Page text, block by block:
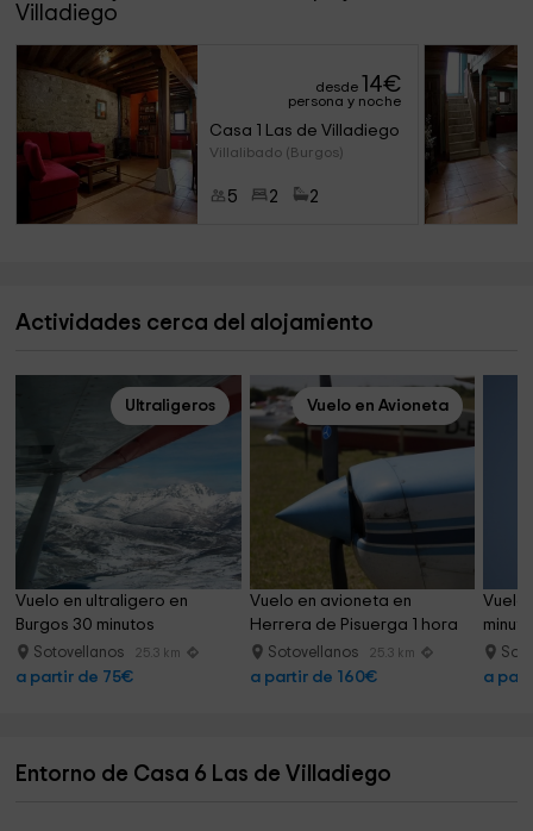
Villadiego
desde 14€
persona y noche
Casa 1 Las de Villadiego
Villalibado (Burgos)
5 2 2
Actividades cerca del alojamiento
Ultraligeros
Vuelo en ultraligero en
Burgos 30 minutos
Sotovellanos 25.3 km
a partir de 75€
Vuelo en Avioneta
Vuelo en avioneta en
Herrera de Pisuerga 1 hora
Sotovellanos 25.3 km
a partir de 160€
Vuelo
a
Entorno de Casa 6 Las de Villadiego